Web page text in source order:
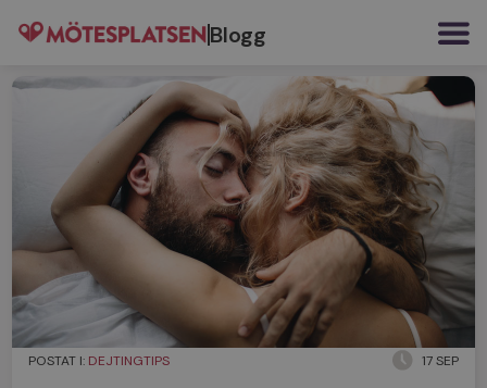
Blogg
POSTAT I: DEJTINGTIPS 17 SEP